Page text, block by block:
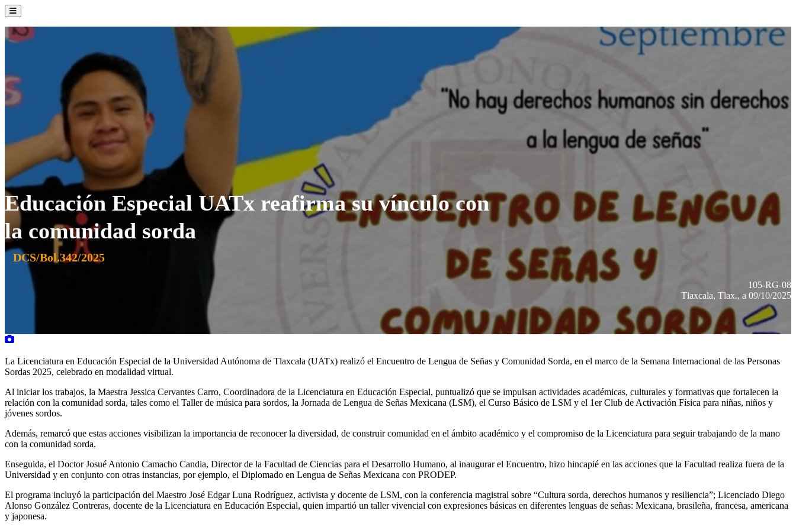
Admisión
Oferta Académica
Comunidad UATx
Educación Especial UATx reafirma su vínculo con
la comunidad sorda
DCS/Bol.342/2025
105-RG-08
Tlaxcala, Tlax., a 09/10/2025
La Licenciatura en Educación Especial de la Universidad Autónoma de Tlaxcala (UATx) realizó el Encuentro de Lengua de Señas y Comunidad Sorda, en el marco de la Semana Internacional de las Personas
Sordas 2025, celebrado en modalidad virtual.
Al iniciar los trabajos, la Maestra Jessica Cervantes Carro, Coordinadora de la Licenciatura en Educación Especial, puntualizó que se impulsan actividades académicas, culturales y formativas que fortalecen la
relación con la comunidad sorda, tales como el Taller de música para sordos, la Jornada de Lengua de Señas Mexicana (LSM), el Curso Básico de LSM y el 1er Club de Activación Física para niñas, niños y
jóvenes sordos.
Además, remarcó que estas acciones visibilizan la importancia de reconocer la diversidad, de construir comunidad en el ámbito académico y el compromiso de la Licenciatura para seguir trabajando de la mano
con la comunidad sorda.
Enseguida, el Doctor Josué Antonio Camacho Candia, Director de la Facultad de Ciencias para el Desarrollo Humano, al inaugurar el Encuentro, hizo hincapié en las acciones que la Facultad realiza fuera de la
Universidad y en conjunto con otras instancias, por ejemplo, el Diplomado en Lengua de Señas Mexicana con PRODEP.
El programa incluyó la participación del Maestro José Edgar Luna Rodríguez, activista y docente de LSM, con la conferencia magistral sobre “Cultura sorda, derechos humanos y resiliencia”; Licenciado Diego
Alonso González Contreras, docente de la Licenciatura en Educación Especial, quien impartió un taller vivencial con expresiones básicas en diferentes lenguas de señas: Mexicana, brasileña, francesa, americana
y japonesa.